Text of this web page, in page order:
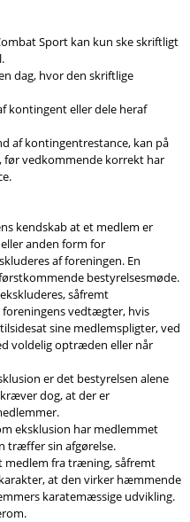
Sport kan kun ske skriftligt
dag, hvor den skriftlige
kontingent eller dele heraf
af kontingentrestance, kan på
før vedkommende korrekt har
kendskab at et medlem er
anden form for
af foreningen. En
bestyrelsesmøde.
såfremt
vedtægter, hvis
sine medlemspligter, ved
voldelig optræden eller når
er det bestyrelsen alene
dog, at der er
eksklusion har medlemmet
træffer sin afgørelse.
medlem fra træning, såfremt
at den virker hæmmende
karatemæssige udvikling.